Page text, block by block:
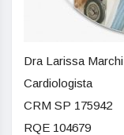
Dra Larissa Marchi
Cardiologista
CRM SP 175942
RQE 104679